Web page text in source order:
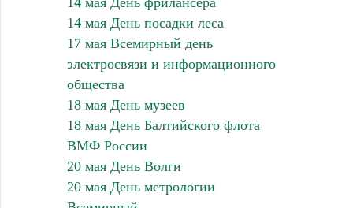
14 мая День посадки леса
17 мая Всемирный день
электросвязи и информационного
общества
18 мая День музеев
18 мая День Балтийского флота
ВМФ России
20 мая День Волги
20 мая День метрологии